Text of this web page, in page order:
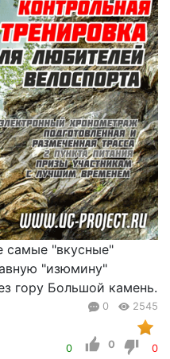
самые "вкусные"
"изюмину"
гору Большой камень.
0 2545
0 0 0